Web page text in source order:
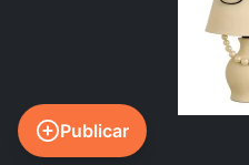
Publicar